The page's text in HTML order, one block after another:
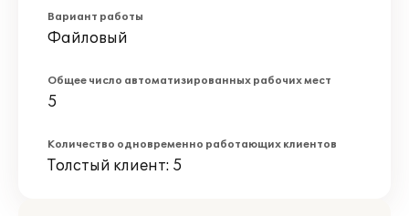
Вариант работы
Файловый
Общее число автоматизированных рабочих мест
5
Количество одновременно работающих клиентов
Толстый клиент: 5